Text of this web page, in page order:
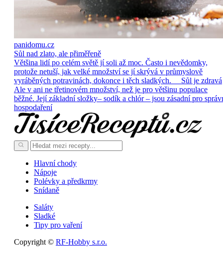
panidomu.cz
Sůl nad zlato, ale přiměřeně
Většina lidí po celém světě jí soli až moc. Často i nevědomky,
protože netuší, jak velké množství se jí skrývá v průmyslově
vyráběných potravinách, dokonce i těch sladkých. Sůl je zdravá
Ale v ani ne třetinovém množství, než je pro většinu populace
běžné. Její základní složky– sodík a chlór – jsou zásadní pro
hospodaření
Hlavní chody
Nápoje
Polévky a předkrmy
Snídaně
Saláty
Sladké
Tipy pro vaření
Copyright © RF-Hobby s.r.o.